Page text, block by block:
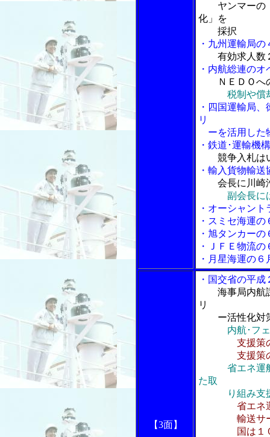
ヤンマーの
化」を
採択
・九州運輸局
有効求人数
・内航総連の
ＮＥＤＯへ
税制や償
・四国運輸局
リ
ーを活用した
・鉄道･運輸機
競争入札は
・輸入貨物輸
会長に川崎
副会長に
・オーシャン
・スミセ海運
・旭タンカー
・ＪＦＥ物流
・月星海運の
【3面】
・国交省の平
海事局内航
リ
ー活性化対
内航･フ
支援策
支援策の
省エネ運
た取
り組み支
省エネ
輸送サー
国は１０分